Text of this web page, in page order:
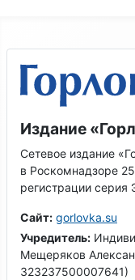
Издание
Сетевое издание
в Роскомнадзоре
регистрации
Сайт: gorlovka.su
Учредитель:
Мещеряков
323237500007641)